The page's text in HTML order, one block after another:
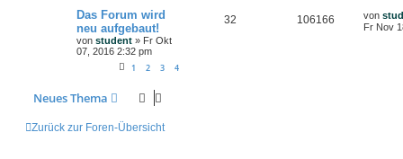
Das Forum wird
neu aufgebaut!
von student » Fr Okt
07, 2016 2:32 pm
1 2 3 4
32 106166 von
Fr Nov
Neues Thema
Zurück zur Foren-Übersicht